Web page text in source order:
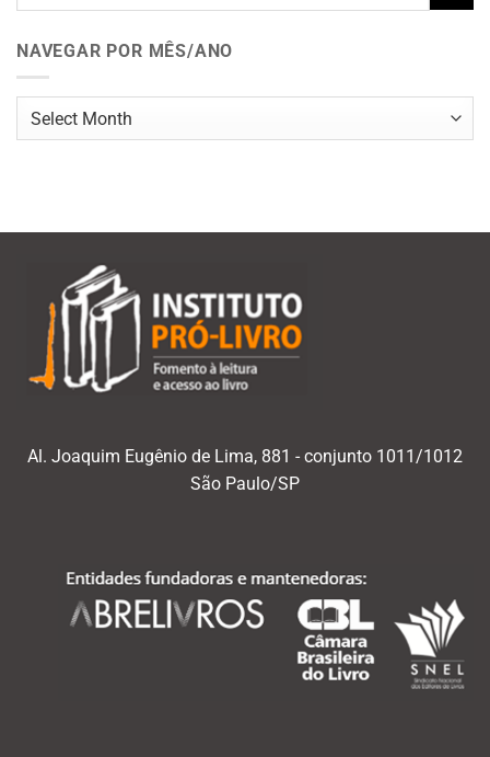
NAVEGAR POR MÊS/ANO
Navegar
Al. Joaquim Eugênio de Lima, 881 - conjunto 1011/1012
São Paulo/SP